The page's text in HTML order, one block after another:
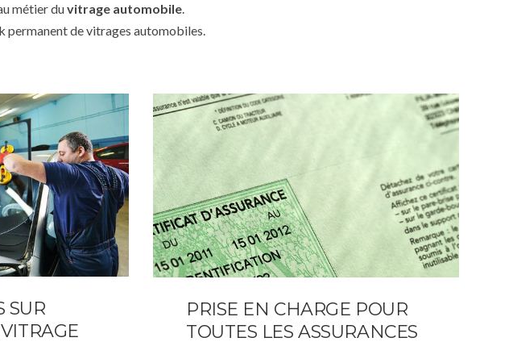
métier duvitrage automobile.
permanent de vitrages automobiles.
SUR
PRISE EN CHARGE POUR
TOUTES LES ASSURANCES